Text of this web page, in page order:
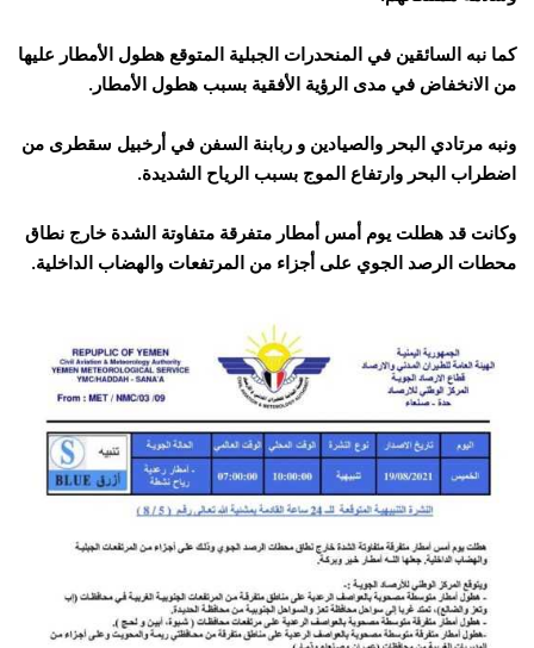
كما نبه السائقين في المنحدرات الجبلية المتوقع هطول الأمطار عليها
من الانخفاض في مدى الرؤية الأفقية بسبب هطول الأمطار.
ونبه مرتادي البحر والصيادين و ربابنة السفن في أرخبيل سقطرى من
اضطراب البحر وارتفاع الموج بسبب الرياح الشديدة.
وكانت قد هطلت يوم أمس أمطار متفرقة متفاوتة الشدة خارج نطاق
محطات الرصد الجوي على أجزاء من المرتفعات والهضاب الداخلية.